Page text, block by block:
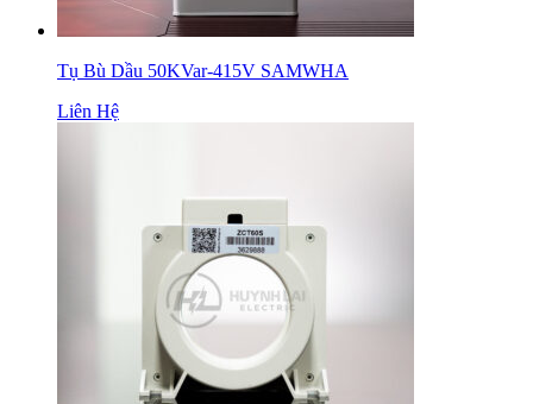
Tụ Bù Dầu 50KVar-415V SAMWHA
Liên Hệ